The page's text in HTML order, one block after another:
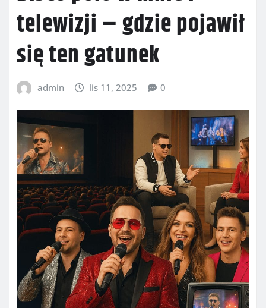
telewizji – gdzie pojawił
się ten gatunek
admin lis 11, 2025 0